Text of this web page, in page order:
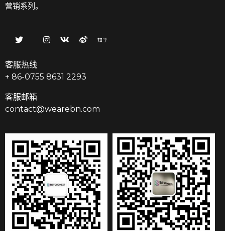
营销系列。
客服热线
+ 86-0755 8631 2293
客服邮箱
contact@wearebn.com